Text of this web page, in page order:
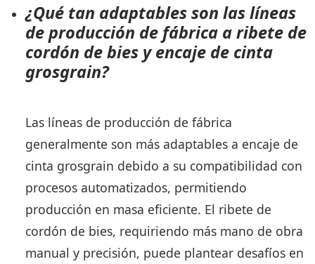
¿Qué tan adaptables son las líneas
de producción de fábrica a ribete de
cordón de bies y encaje de cinta
grosgrain?
Las líneas de producción de fábrica
generalmente son más adaptables a encaje de
cinta grosgrain debido a su compatibilidad con
procesos automatizados, permitiendo
producción en masa eficiente. El ribete de
cordón de bies, requiriendo más mano de obra
manual y precisión, puede plantear desafíos en